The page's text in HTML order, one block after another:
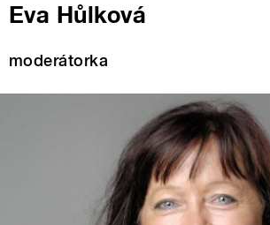
Eva Hůlková
moderátorka